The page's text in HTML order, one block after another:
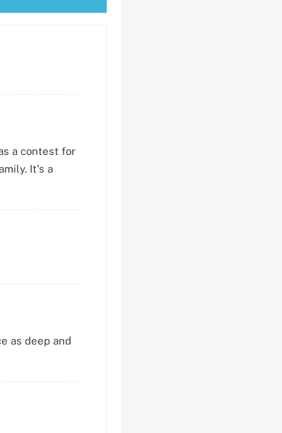
a contest for
It's a
as deep and